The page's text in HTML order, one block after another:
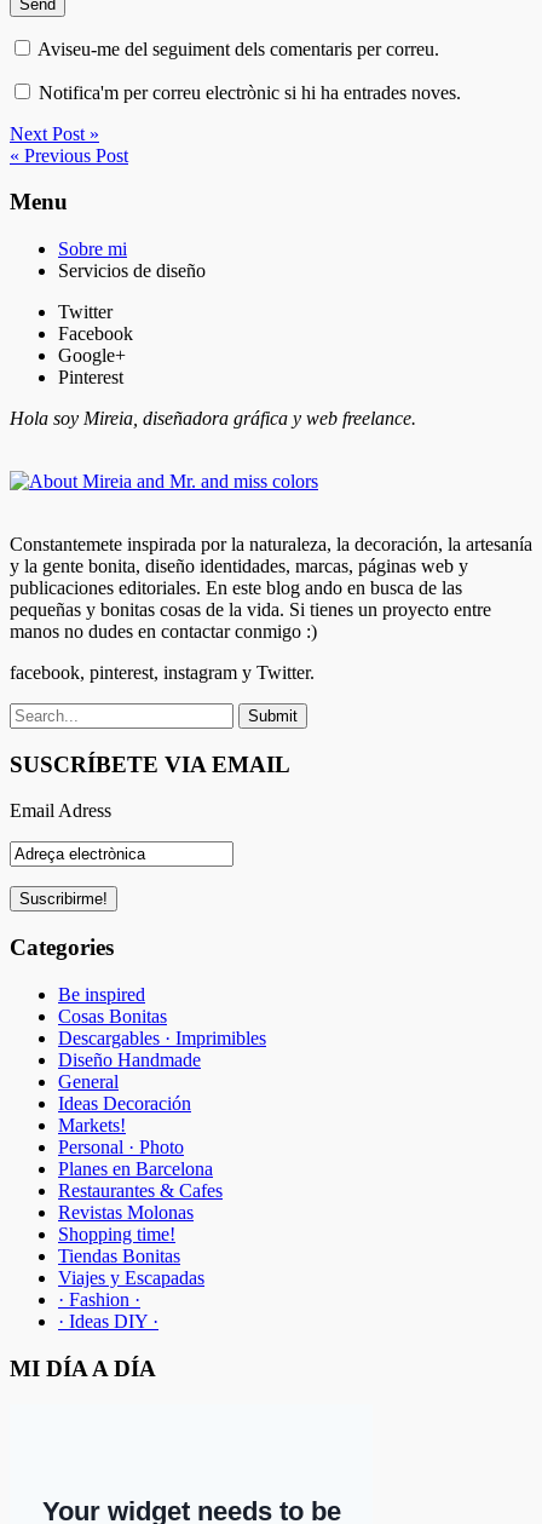
Aviseu-me del seguiment dels comentaris per correu.
Notifica'm per correu electrònic si hi ha entrades noves.
Next Post »
« Previous Post
Menu
Sobre mi
Servicios de diseño
Twitter
Facebook
Google+
Pinterest
Hola soy Mireia, diseñadora gráfica y web freelance.
Constantemete inspirada por la naturaleza, la decoración, la artesanía
y la gente bonita, diseño identidades, marcas, páginas web y
publicaciones editoriales. En este blog ando en busca de las
pequeñas y bonitas cosas de la vida. Si tienes un proyecto entre
manos no dudes en contactar conmigo :)
facebook, pinterest, instagram y Twitter.
SUSCRÍBETE VIA EMAIL
Email Adress
Categories
Be inspired
Cosas Bonitas
Descargables · Imprimibles
Diseño Handmade
General
Ideas Decoración
Markets!
Personal · Photo
Planes en Barcelona
Restaurantes & Cafes
Revistas Molonas
Shopping time!
Tiendas Bonitas
Viajes y Escapadas
· Fashion ·
· Ideas DIY ·
MI DÍA A DÍA